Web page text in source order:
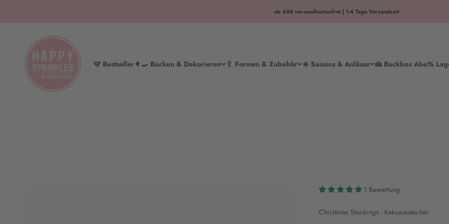
ab 45€ versandkostenfrei | 1-4 Tage Versandzeit
🩷 Bestseller👩‍🍳 Backen & Dekorieren 🥄 Formen & Zubehör ☀️ Saisons & Anlässe 🍰 Backbox Abo%
HAPPY SPRINKLES | D2C
1 Bewertung
Christmas Stockings - Keksausstecher